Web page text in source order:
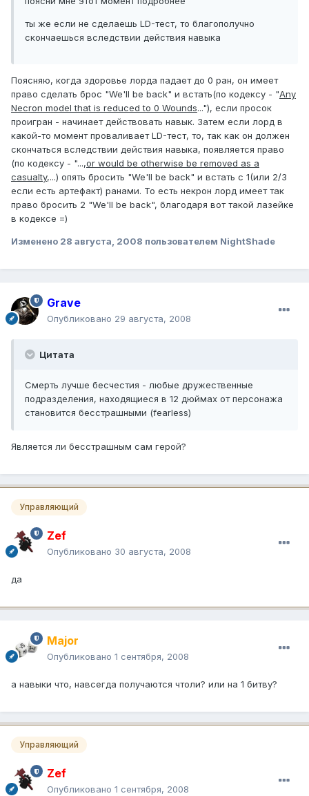
ты же если не сделаешь LD-тест, то благополучно
скончаешься вследствии действия навыка
Поясняю, когда здоровье лорда падает до 0 ран, он имеет
право сделать брос "We'll be back" и встать(по кодексу - "Any
Necron model that is reduced to 0 Wounds..."), если просок
проигран - начинает действовать навык. Затем если лорд в
какой-то момент проваливает LD-тест, то, так как он должен
скончаться вследствии действия навыка, появляется право
(по кодексу - "...,or would be otherwise be removed as a
casualty,...) опять бросить "We'll be back" и встать с 1(или 2/3
если есть артефакт) ранами. То есть некрон лорд имеет так
право бросить 2 "We'll be back", благодаря вот такой лазейке
в кодексе =)
Изменено 28 августа, 2008 пользователем NightShade
Grave
Опубликовано 29 августа, 2008
Цитата
Смерть лучше бесчестия - любые дружественные
подразделения, находящиеся в 12 дюймах от персонажа
становится бесстрашными (fearless)
Является ли бесстрашным сам герой?
Управляющий
Zef
Опубликовано 30 августа, 2008
да
Major
Опубликовано 1 сентября, 2008
а навыки что, навсегда получаются чтоли? или на 1 битву?
Управляющий
Zef
Опубликовано 1 сентября, 2008